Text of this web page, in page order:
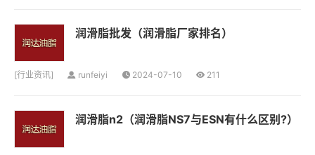
润滑脂批发（润滑脂厂家排名）
[行业资讯] runfeiyi 2024-07-10 211
润滑脂n2（润滑脂NS7与ESN有什么区别?）